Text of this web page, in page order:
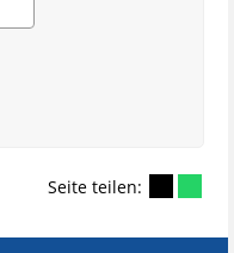
Seite teilen: